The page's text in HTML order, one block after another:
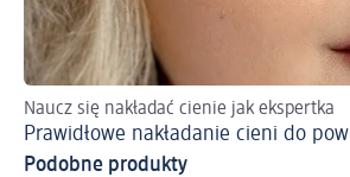
Naucz się nakładać cienie jak ekspertka
Prawidłowe nakładanie cieni do
Podobne produkty